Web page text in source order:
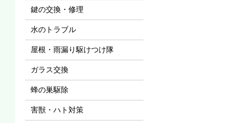
鍵の交換・修理
水のトラブル
屋根・雨漏り駆けつけ隊
ガラス交換
蜂の巣駆除
害獣・ハト対策